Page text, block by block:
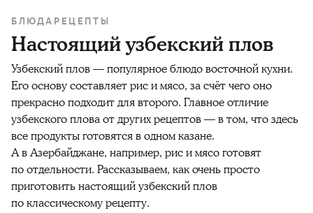
БЛЮДА РЕЦЕПТЫ
Настоящий узбекский плов
Узбекский плов — популярное блюдо восточной кухни.
Его основу составляет рис и мясо, за счёт чего оно
прекрасно подходит для второго. Главное отличие
узбекского плова от других рецептов — в том, что здесь
все продукты готовятся в одном казане.
А в Азербайджане, например, рис и мясо готовят
по отдельности. Рассказываем, как очень просто
приготовить настоящий узбекский плов
по классическому рецепту.